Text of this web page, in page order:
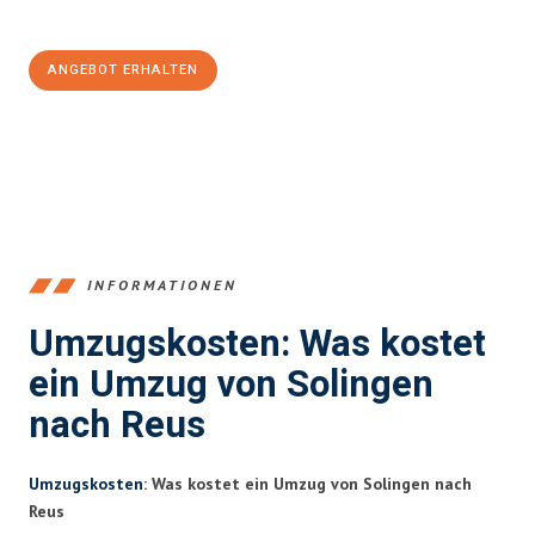
ANGEBOT ERHALTEN
INFORMATIONEN
Umzugskosten: Was kostet
ein Umzug von Solingen
nach Reus
Umzugskosten: Was kostet ein Umzug von Solingen nach
Reus